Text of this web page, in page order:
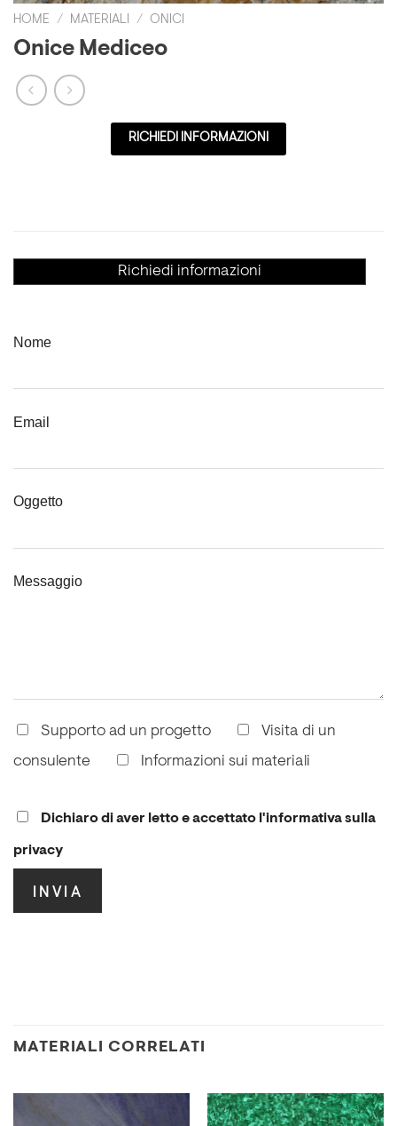
HOME / MATERIALI / ONICI
Onice Mediceo
RICHIEDI INFORMAZIONI
Richiedi informazioni
Nome
Email
Oggetto
Messaggio
Supporto ad un progetto
Visita di un
consulente
Informazioni sui materiali
Dichiaro di aver letto e accettato l'informativa sulla
privacy
MATERIALI CORRELATI